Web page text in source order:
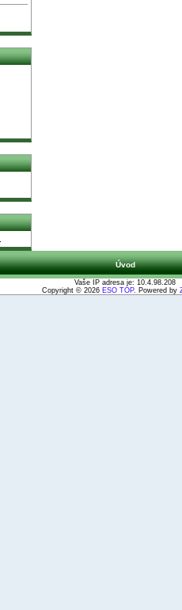
Úvod
Vaše IP adresa je: 10.4.98.208
Copyright © 2026 ESO TOP. Powered by